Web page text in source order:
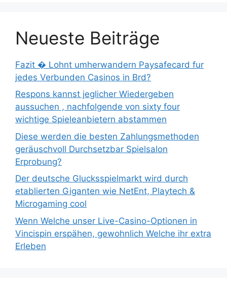
Neueste Beiträge
Fazit � Lohnt umherwandern Paysafecard fur
jedes Verbunden Casinos in Brd?
Respons kannst jeglicher Wiedergeben
aussuchen , nachfolgende von sixty four
wichtige Spieleanbietern abstammen
Diese werden die besten Zahlungsmethoden
geräuschvoll Durchsetzbar Spielsalon
Erprobung?
Der deutsche Glucksspielmarkt wird durch
etablierten Giganten wie NetEnt, Playtech &
Microgaming cool
Wenn Welche unser Live-Casino-Optionen in
Vincispin erspähen, gewohnlich Welche ihr extra
Erleben